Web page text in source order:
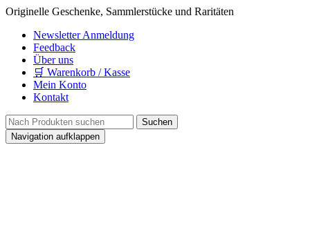
Originelle Geschenke, Sammlerstücke und Raritäten
Newsletter Anmeldung
Feedback
Über uns
🛒 Warenkorb / Kasse
Mein Konto
Kontakt
Navigation aufklappen